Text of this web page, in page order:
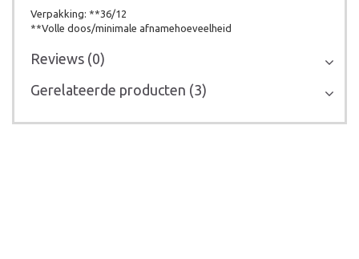
Verpakking: **36/12
**Volle doos/minimale afnamehoeveelheid
Reviews (0)
Gerelateerde producten (3)